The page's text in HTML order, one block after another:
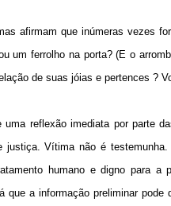
afirmam que inúmeras vezes
um ferrolho na porta? (E o
de suas jóias e pertences ?
uma reflexão imediata por parte
justiça. Vítima não é
humano e digno para
que a informação preliminar